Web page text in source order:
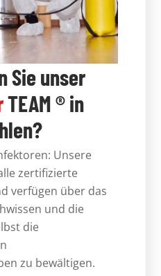
Sie unser
TEAM ®in
Unsere
zertifizierte
verfügen über das
und die
die
zu bewältigen.